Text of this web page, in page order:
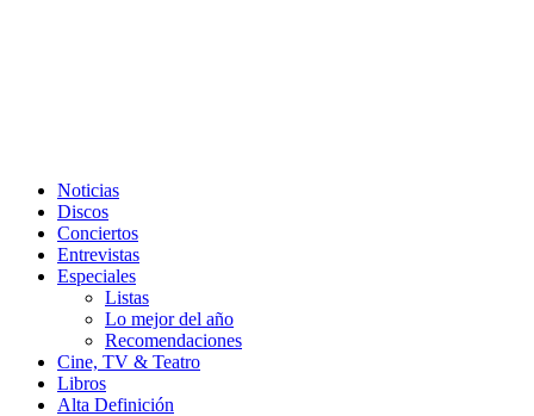
Noticias
Discos
Conciertos
Entrevistas
Especiales
Listas
Lo mejor del año
Recomendaciones
Cine, TV & Teatro
Libros
Alta Definición